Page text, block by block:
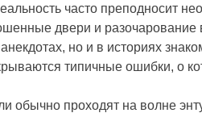
часто преподносит
двери и разочарование
анекдотах, но и в историях
типичные ошибки, о
обычно проходят на волне